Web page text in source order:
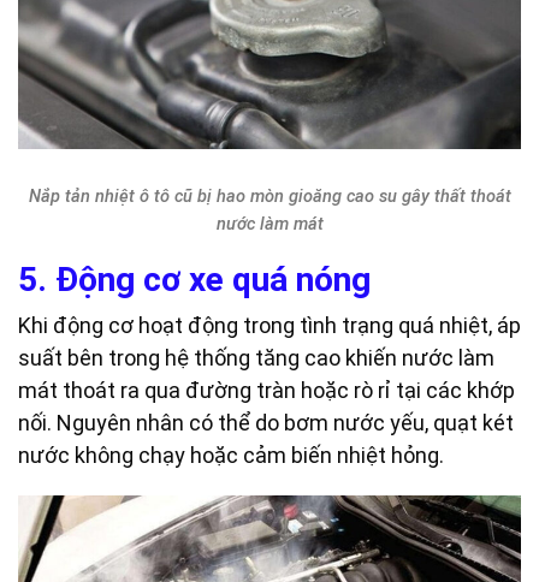
Nắp tản nhiệt ô tô cũ bị hao mòn gioăng cao su gây thất thoát
nước làm mát
5. Động cơ xe quá nóng
Khi động cơ hoạt động trong tình trạng quá nhiệt, áp
suất bên trong hệ thống tăng cao khiến nước làm
mát thoát ra qua đường tràn hoặc rò rỉ tại các khớp
nối. Nguyên nhân có thể do bơm nước yếu, quạt két
nước không chạy hoặc cảm biến nhiệt hỏng.